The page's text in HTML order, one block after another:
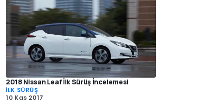
2018 Nissan Leaf İlk Sürüş İncelemesi
İLK SÜRÜŞ
10 Kas 2017